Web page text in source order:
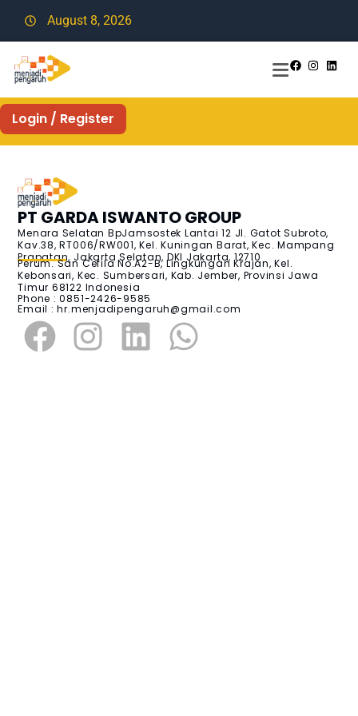
August 8, 2026
Login / Register
PT GARDA ISWANTO GROUP
Menara Selatan BpJamsostek Lantai 12 Jl. Gatot Subroto,
Kav.38, RT006/RW001, Kel. Kuningan Barat, Kec. Mampang
Prapatan, Jakarta Selatan, DKI Jakarta, 12710
Perum. San Cefila No.A2-B, Lingkungan Krajan, Kel.
Kebonsari, Kec. Sumbersari, Kab. Jember, Provinsi Jawa
Timur 68122 Indonesia
Phone : 0851-2426-9585
Email :hr.menjadipengaruh@gmail.com